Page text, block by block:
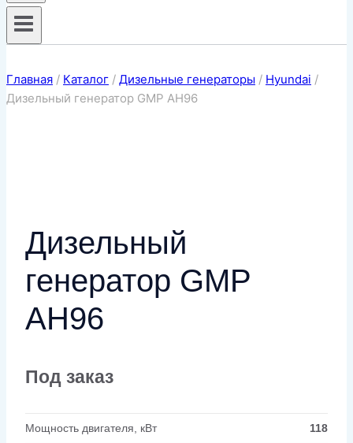
Главная / Каталог / Дизельные генераторы / Hyundai /
Дизельный генератор GMP AH96
Дизельный
генератор GMP
AH96
Под заказ
Мощность двигателя, кВт 118